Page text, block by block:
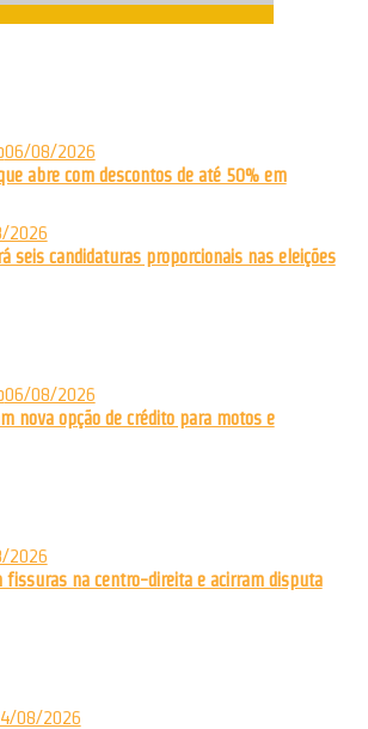
06/08/2026
abre com descontos de até 50% em
2026
seis candidaturas proporcionais nas eleições
06/08/2026
nova opção de crédito para motos e
2026
fissuras na centro-direita e acirram disputa
08/2026